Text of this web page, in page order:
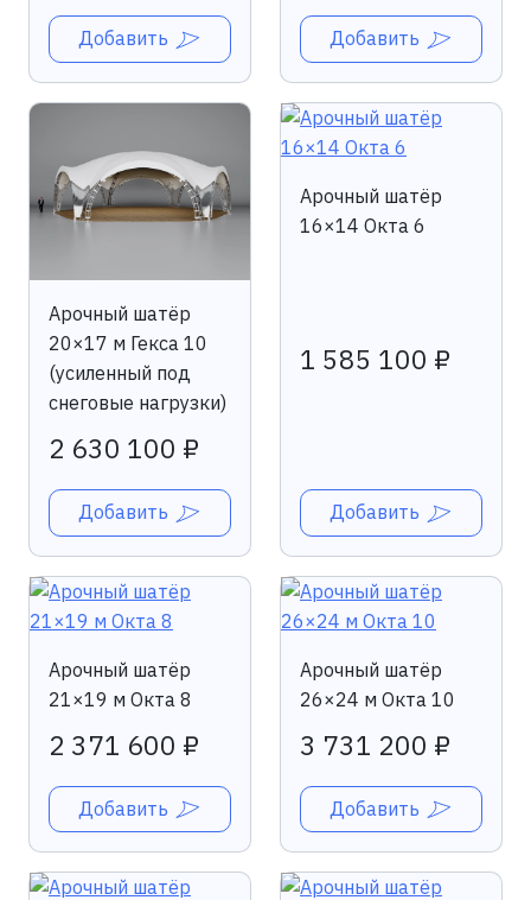
Добавить Добавить
Арочный шатёр
20×17 м Гекса 10
(усиленный под
снеговые нагрузки)
2 630 100 ₽
Добавить
Арочный шатёр
16×14 Окта 6
1 585 100 ₽
Добавить
Арочный шатёр
21×19 м Окта 8
2 371 600 ₽
Добавить
Арочный шатёр
26×24 м Окта 10
3 731 200 ₽
Добавить